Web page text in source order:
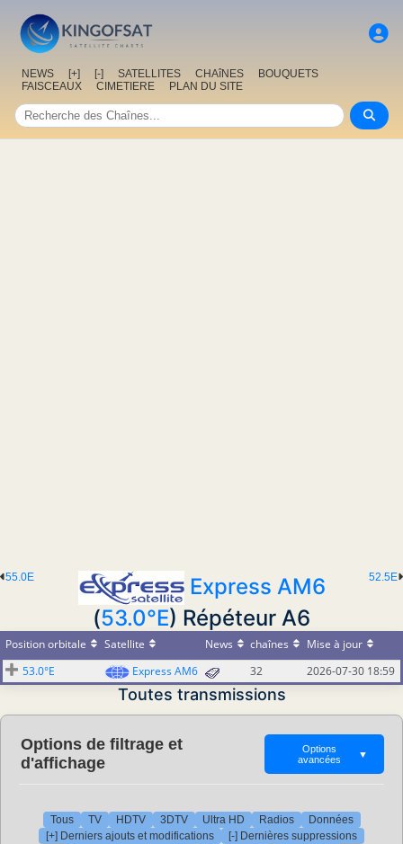
NEWS [+] [-] SATELLITES CHAîNES
BOUQUETS
FAISCEAUX
CIMETIERE PLAN DU SITE
52.5E
55.0E
Express AM6
(53.0°E) Répéteur A6
Position orbitale Satellite News chaînes
Mise à jour
53.0°E
Express AM6 32 2026-07-30 18:59
Toutes transmissions
Options de filtrage et
d'affichage
Options
avancées
▼
Tous TV HDTV 3DTV Ultra HD Radios
Données
[+] Derniers ajouts et modifications
[-] Dernières suppressions